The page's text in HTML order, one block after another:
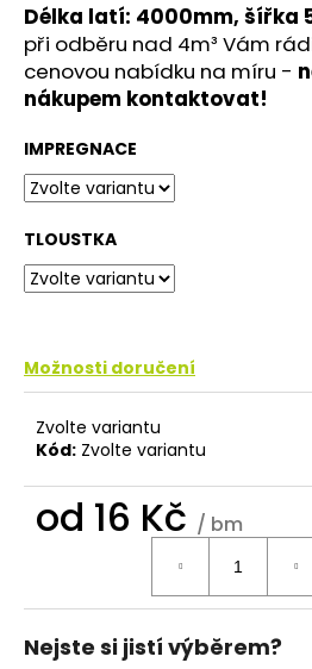
Délka latí: 4000mm, šířka
při odběru nad 4m³ Vám
cenovou nabídku na míru -
nákupem kontaktovat!
IMPREGNACE
TLOUSTKA
Možnosti doručení
Zvolte variantu
Kód: Zvolte variantu
od 16 Kč / bm
Nejste si jistí výběrem?
D
o
p
r
u
č
u
j
e